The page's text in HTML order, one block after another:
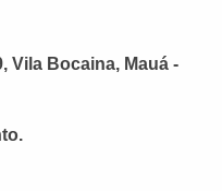
Vila Bocaina, Mauá -